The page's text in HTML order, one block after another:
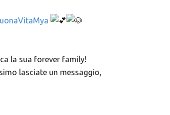
la sua forever family!
lasciate un messaggio,